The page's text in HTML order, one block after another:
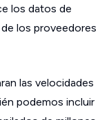
los datos de
los proveedores
las velocidades
podemos incluir